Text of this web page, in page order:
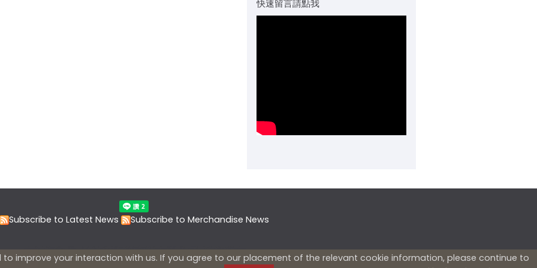
快速留言請點我
Subscribe to Latest News Subscribe to Merchandise News
本站資訊為 維特利行銷商業有限公司 版權所有
improve your interaction with us. If you agree to our placement of the relevant cookie information, please continue to